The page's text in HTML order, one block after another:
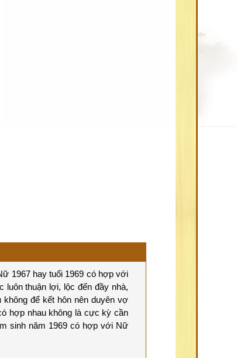
1967 hay tuổi 1969 có hợp với
luôn thuận lợi, lộc đến đầy nhà,
để kết hôn nên duyên vợ
hợp nhau không là cực kỳ cần
sinh năm 1969 có hợp với Nữ